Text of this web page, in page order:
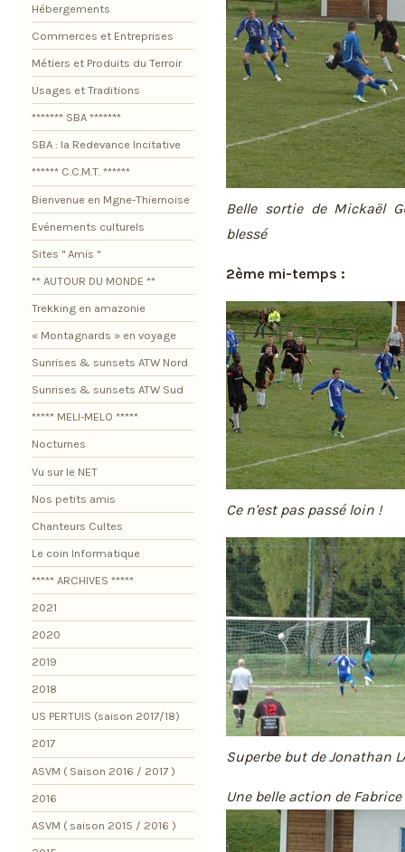
Belle sortie de Mickaël
blessé
2ème mi-temps :
Ce n'est pas passé loin !
Superbe but de Jonathan
Une belle action de Fabrice
Hébergements
Commerces et Entreprises
Métiers et Produits du Terroir
Usages et Traditions
******* SBA *******
SBA : la Redevance Incitative
****** C.C.M.T. ******
Bienvenue en Mgne-Thiernoise
Evénements culturels
Sites " Amis "
** AUTOUR DU MONDE **
Trekking en amazonie
« Montagnards » en voyage
Sunrises & sunsets ATW Nord
Sunrises & sunsets ATW Sud
***** MELI-MELO *****
Nocturnes
Vu sur le NET
Nos petits amis
Chanteurs Cultes
Le coin Informatique
***** ARCHIVES *****
2021
2020
2019
2018
US PERTUIS (saison 2017/18)
2017
ASVM ( Saison 2016 / 2017 )
2016
ASVM ( saison 2015 / 2016 )